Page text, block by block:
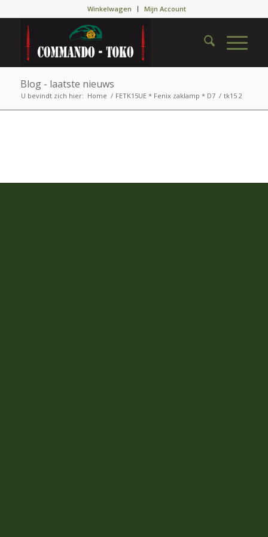
Winkelwagen Mijn Account
Blog - laatste nieuws
U bevindt zich hier: Home / FETK15UE * Fenix zaklamp * D7 / tk15 2